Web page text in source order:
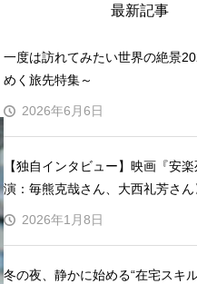
最新記事
一度は訪れてみたい世界の絶景
めく旅先特集～
2026年6月6日
【独自インタビュー】映画『安
演：毎熊克哉さん、大西礼芳さん
2026年1月8日
冬の夜、静かに始める“在宅スキ